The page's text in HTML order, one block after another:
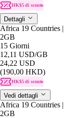
HK$5 di sconto
Dettagli
Africa 19 Countries
2GB
15 Giorni
12,11 USD/GB
24,22 USD
(190,00 HKD)
HK$5 di sconto
Vedi dettagli
Africa 19 Countries
2GB